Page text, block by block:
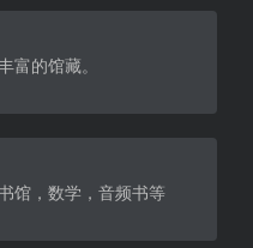
富的馆藏。
馆，数学，音频书等